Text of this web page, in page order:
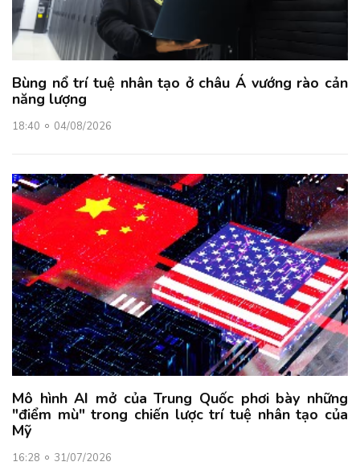
Bùng nổ trí tuệ nhân tạo ở châu Á vướng rào cản
năng lượng
18:40 04/08/2026
Mô hình AI mở của Trung Quốc phơi bày những
"điểm mù" trong chiến lược trí tuệ nhân tạo của
Mỹ
16:28 31/07/2026